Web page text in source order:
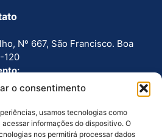
o consentimento
usamos tecnologias como
informações do dispositivo. O
nos permitirá processar dados
Nº 667, São Francisco. Boa
120
as 17h